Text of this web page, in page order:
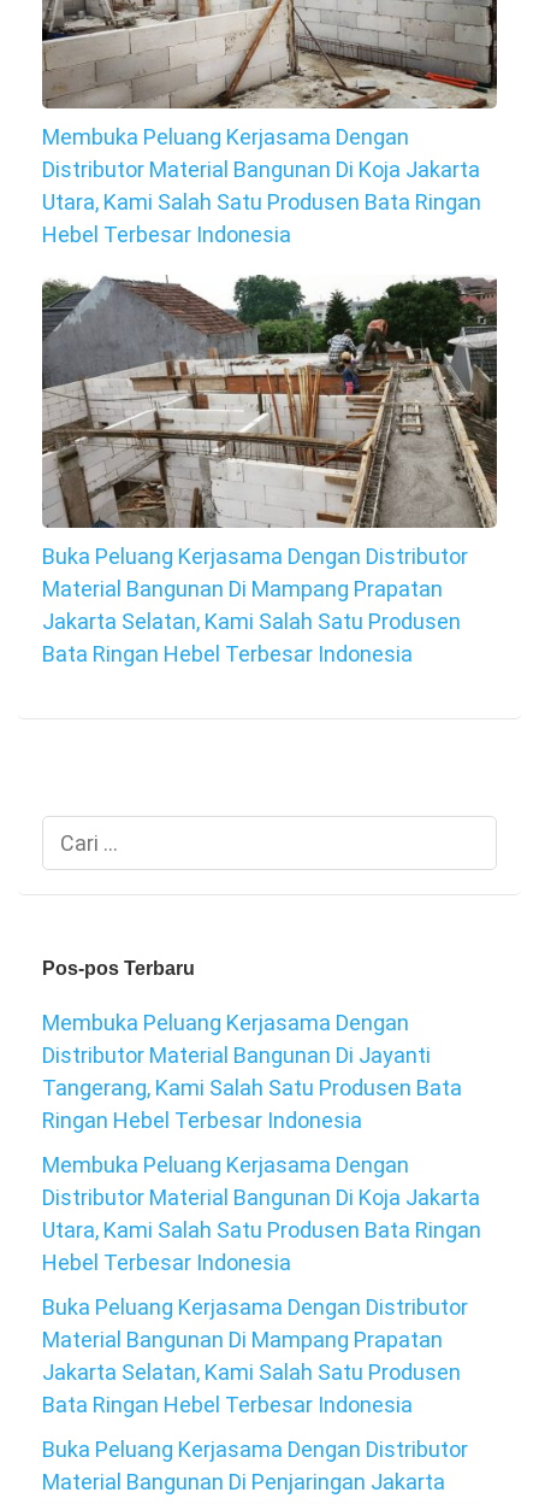
Membuka Peluang Kerjasama Dengan
Distributor Material Bangunan Di Koja Jakarta
Utara, Kami Salah Satu Produsen Bata Ringan
Hebel Terbesar Indonesia
Buka Peluang Kerjasama Dengan Distributor
Material Bangunan Di Mampang Prapatan
Jakarta Selatan, Kami Salah Satu Produsen
Bata Ringan Hebel Terbesar Indonesia
Cari
untuk:
Pos-pos Terbaru
Membuka Peluang Kerjasama Dengan
Distributor Material Bangunan Di Jayanti
Tangerang, Kami Salah Satu Produsen Bata
Ringan Hebel Terbesar Indonesia
Membuka Peluang Kerjasama Dengan
Distributor Material Bangunan Di Koja Jakarta
Utara, Kami Salah Satu Produsen Bata Ringan
Hebel Terbesar Indonesia
Buka Peluang Kerjasama Dengan Distributor
Material Bangunan Di Mampang Prapatan
Jakarta Selatan, Kami Salah Satu Produsen
Bata Ringan Hebel Terbesar Indonesia
Buka Peluang Kerjasama Dengan Distributor
Material Bangunan Di Penjaringan Jakarta